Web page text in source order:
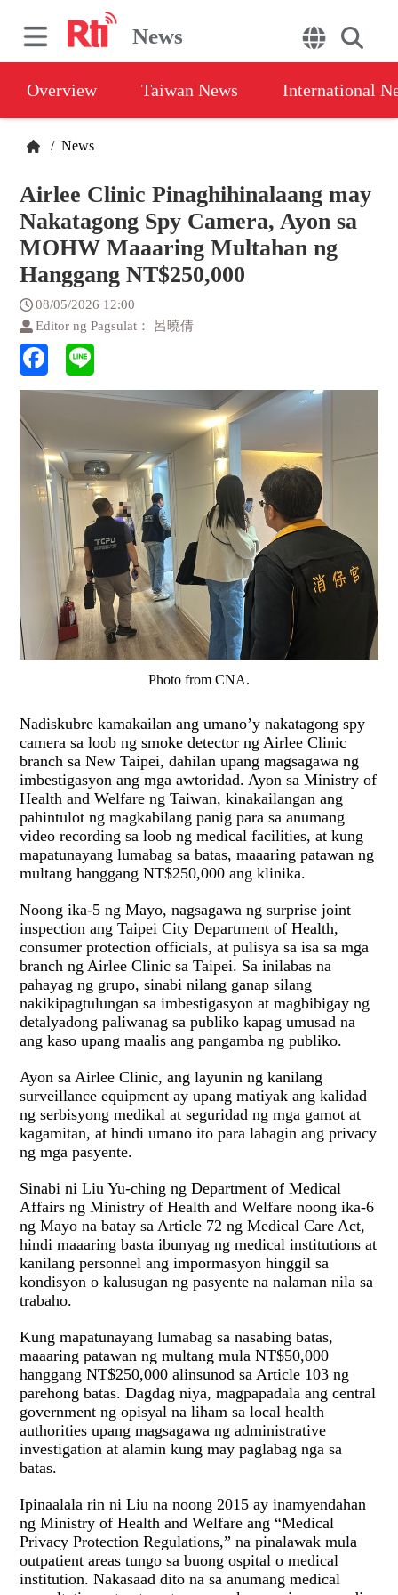
News
Overview Taiwan News International
/ News
Airlee Clinic Pinaghihinalaang may
Nakatagong Spy Camera, Ayon sa
MOHW Maaaring Multahan ng
Hanggang NT$250,000
08/05/2026 12:00
Editor ng Pagsulat： 呂曉倩
Photo from CNA.
Nadiskubre kamakailan ang umano’y nakatagong spy
camera sa loob ng smoke detector ng Airlee Clinic
branch sa New Taipei, dahilan upang magsagawa ng
imbestigasyon ang mga awtoridad. Ayon sa Ministry of
Health and Welfare ng Taiwan, kinakailangan ang
pahintulot ng magkabilang panig para sa anumang
video recording sa loob ng medical facilities, at kung
mapatunayang lumabag sa batas, maaaring patawan ng
multang hanggang NT$250,000 ang klinika.
Noong ika-5 ng Mayo, nagsagawa ng surprise joint
inspection ang Taipei City Department of Health,
consumer protection officials, at pulisya sa isa sa mga
branch ng Airlee Clinic sa Taipei. Sa inilabas na
pahayag ng grupo, sinabi nilang ganap silang
nakikipagtulungan sa imbestigasyon at magbibigay ng
detalyadong paliwanag sa publiko kapag umusad na
ang kaso upang maalis ang pangamba ng publiko.
Ayon sa Airlee Clinic, ang layunin ng kanilang
surveillance equipment ay upang matiyak ang kalidad
ng serbisyong medikal at seguridad ng mga gamot at
kagamitan, at hindi umano ito para labagin ang privacy
ng mga pasyente.
Sinabi ni Liu Yu-ching ng Department of Medical
Affairs ng Ministry of Health and Welfare noong ika-6
ng Mayo na batay sa Article 72 ng Medical Care Act,
hindi maaaring basta ibunyag ng medical institutions at
kanilang personnel ang impormasyon hinggil sa
kondisyon o kalusugan ng pasyente na nalaman nila sa
trabaho.
Kung mapatunayang lumabag sa nasabing batas,
maaaring patawan ng multang mula NT$50,000
hanggang NT$250,000 alinsunod sa Article 103 ng
parehong batas. Dagdag niya, magpapadala ang central
government ng opisyal na liham sa local health
authorities upang magsagawa ng administrative
investigation at alamin kung may paglabag nga sa
batas.
Ipinaalala rin ni Liu na noong 2015 ay inamyendahan
ng Ministry of Health and Welfare ang “Medical
Privacy Protection Regulations,” na pinalawak mula
outpatient areas tungo sa buong ospital o medical
institution. Nakasaad dito na sa anumang medical